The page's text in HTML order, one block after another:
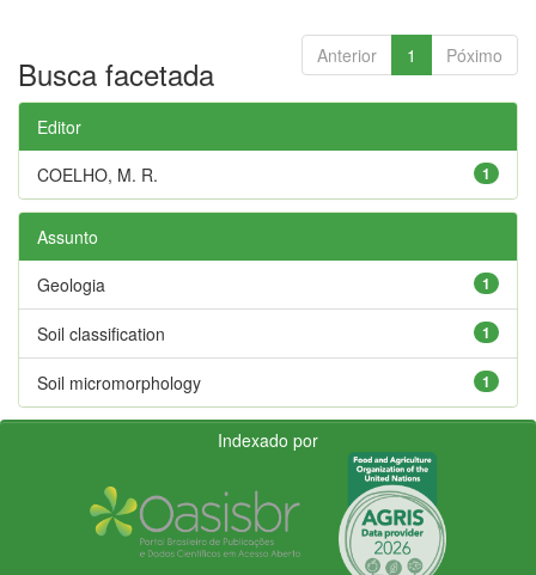
Anterior 1 Póximo
Busca facetada
Editor
1
COELHO, M. R.
Assunto
1
Geologia
1
Soil classification
1
Soil micromorphology
Indexado por